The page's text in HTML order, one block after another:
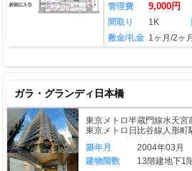
管理費 9,000円
間取り 1K
敷金/礼金 1ヶ月/2ヶ月
ガラ・グランディ日本橋
東京メトロ半蔵門線水天宮
東京メトロ日比谷線人形町
築年月
2004年03月
建物階数
13階建地下1